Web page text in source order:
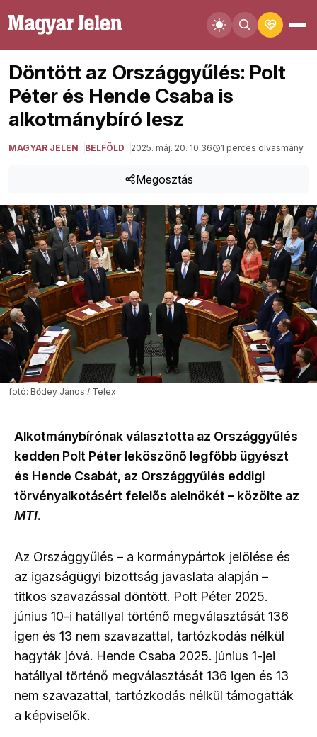
Döntött az Országgyűlés: Polt
Péter és Hende Csaba is
alkotmánybíró lesz
MAGYAR JELEN BELFÖLD 2025. máj. 20. 10:36 1 perces olvasmány
Megosztás
fotó: Bődey János / Telex
Alkotmánybírónak választotta az Országgyűlés
kedden Polt Péter leköszönő legfőbb ügyészt
és Hende Csabát, az Országgyűlés eddigi
törvényalkotásért felelős alelnökét – közölte az
MTI.
Az Országgyűlés – a kormánypártok jelölése és
az igazságügyi bizottság javaslata alapján –
titkos szavazással döntött. Polt Péter 2025.
június 10-i hatállyal történő megválasztását 136
igen és 13 nem szavazattal, tartózkodás nélkül
hagyták jóvá. Hende Csaba 2025. június 1-jei
hatállyal történő megválasztását 136 igen és 13
nem szavazattal, tartózkodás nélkül támogatták
a képviselők.